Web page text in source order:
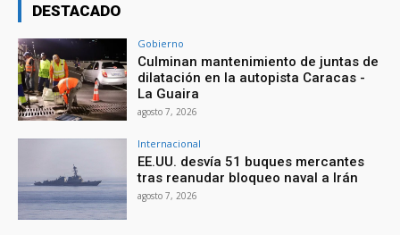
DESTACADO
Gobierno
Culminan mantenimiento de juntas de
dilatación en la autopista Caracas -
La Guaira
agosto 7, 2026
Internacional
EE.UU. desvía 51 buques mercantes
tras reanudar bloqueo naval a Irán
agosto 7, 2026